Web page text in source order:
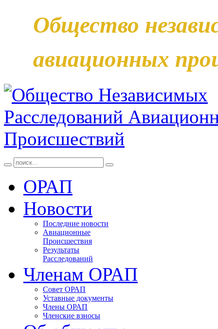
Общество
авиационных
ОРАП
Новости
Последние новости
Авиационные
Происшествия
Результаты
Расследований
Членам ОРАП
Совет ОРАП
Уставные документы
Члены ОРАП
Членские взносы